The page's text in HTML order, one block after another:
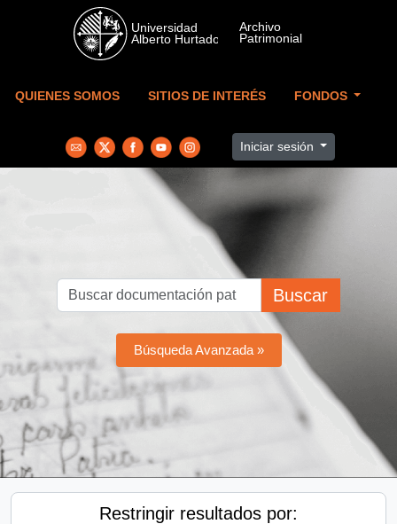
Skip to main content
QUIENES SOMOS SITIOS DE INTERÉS FONDOS
Iniciar sesión
Buscar
Búsqueda Avanzada »
Restringir resultados por: